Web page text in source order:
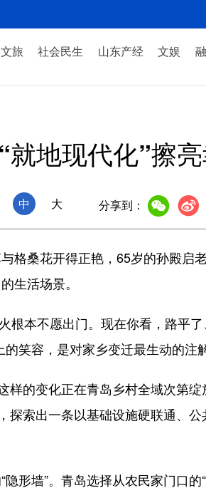
文旅 社会民生 山东产经 文娱
就地现代化”擦
中 大 分享到：
桑花开得正艳，65岁的孙殿启
生活场景。
本不愿出门。现在你看，路平
笑容，是对家乡变迁最生动的注解
样的变化正在青岛乡村全域次第
探索出一条以基础设施硬联通、
墙”。青岛选择从农民家门口的